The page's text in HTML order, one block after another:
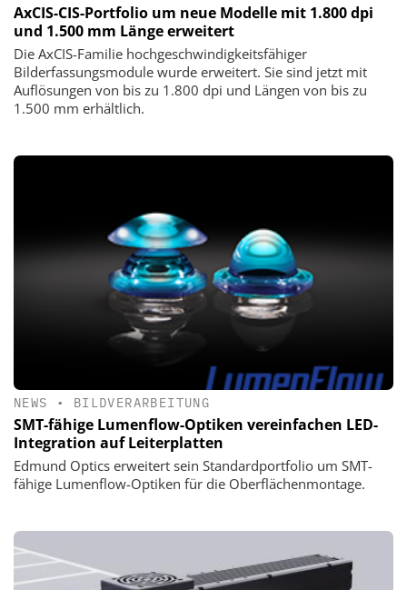
AxCIS-CIS-Portfolio um neue Modelle mit 1.800 dpi
und 1.500 mm Länge erweitert
Die AxCIS-Familie hochgeschwindigkeitsfähiger
Bilderfassungsmodule wurde erweitert. Sie sind jetzt mit
Auflösungen von bis zu 1.800 dpi und Längen von bis zu
1.500 mm erhältlich.
NEWS • BILDVERARBEITUNG
SMT-fähige Lumenflow-Optiken vereinfachen LED-
Integration auf Leiterplatten
Edmund Optics erweitert sein Standardportfolio um SMT-
fähige Lumenflow-Optiken für die Oberflächenmontage.